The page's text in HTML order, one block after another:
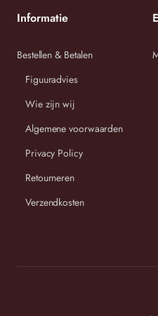
te versturen.
Informatie
Bestellen & Betalen
Figuuradvies
Wie zijn wij
Algemene voorwaarden
Privacy Policy
Retourneren
Verzendkosten